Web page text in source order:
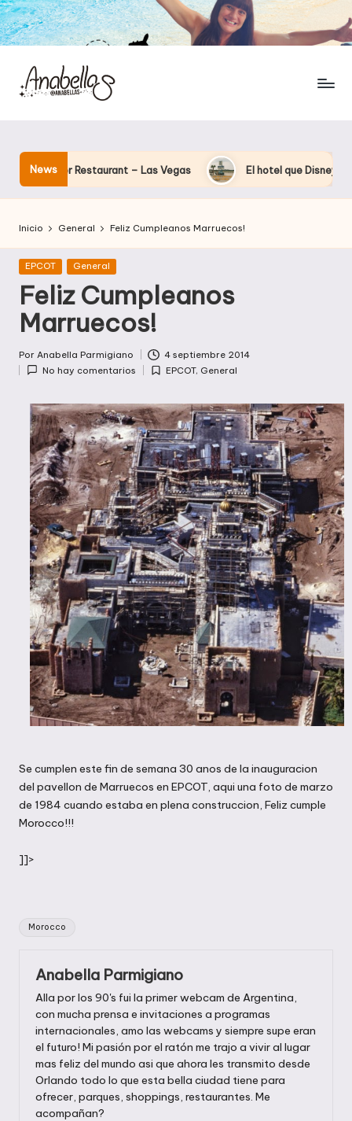
News
Restaurant – Las Vegas El hotel que Disney uso como
Inicio General Feliz Cumpleanos Marruecos!
Publicada
EPCOT General
Feliz Cumpleanos
Marruecos!
Publicado
por
Por Anabella Parmigiano
4 septiembre 2014
No hay comentarios
Publicada
EPCOT, General
Se cumplen este fin de semana 30 anos de la inauguracion
del pavellon de Marruecos en EPCOT, aqui una foto de marzo
de 1984 cuando estaba en plena construccion, Feliz cumple
Morocco!!!
]]>
Etiquetas:
Morocco
Anabella Parmigiano
Alla por los 90's fui la primer webcam de Argentina,
con mucha prensa e invitaciones a programas
internacionales, amo las webcams y siempre supe eran
el futuro! Mi pasión por el ratón me trajo a vivir al lugar
mas feliz del mundo asi que ahora les transmito desde
Orlando todo lo que esta bella ciudad tiene para
ofrecer, parques, shoppings, restaurantes. Me
acompañan?